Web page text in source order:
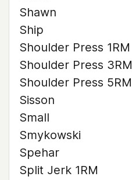
Shawn
Ship
Shoulder Press 1RM
Shoulder Press 3RM
Shoulder Press 5RM
Sisson
Small
Smykowski
Spehar
Split Jerk 1RM